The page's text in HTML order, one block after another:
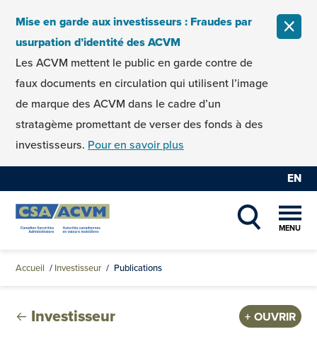
Mise en garde aux investisseurs : Fraudes par
usurpation d’identité des ACVM
Les ACVM mettent le public en garde contre de
faux documents en circulation qui utilisent l’image
de marque des ACVM dans le cadre d’un
stratagème promettant de verser des fonds à des
investisseurs. Pour en savoir plus
EN
MENU
Accueil / Investisseur / Publications
Investisseur OUVRIR